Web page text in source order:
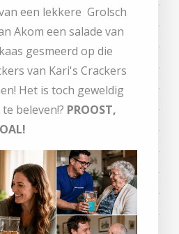
een lekkere Grolsch
Akom een salade van
gesmeerd op die
van Kari's Crackers
Het is toch geweldig
beleven!? PROOST,